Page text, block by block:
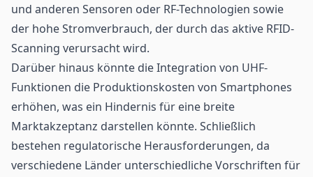
und anderen Sensoren oder RF-Technologien sowie
der hohe Stromverbrauch, der durch das aktive RFID-
Scanning verursacht wird.
Darüber hinaus könnte die Integration von UHF-
Funktionen die Produktionskosten von Smartphones
erhöhen, was ein Hindernis für eine breite
Marktakzeptanz darstellen könnte. Schließlich
bestehen regulatorische Herausforderungen, da
verschiedene Länder unterschiedliche Vorschriften für